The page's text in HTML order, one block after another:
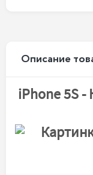
Описание
iPhone 5S -